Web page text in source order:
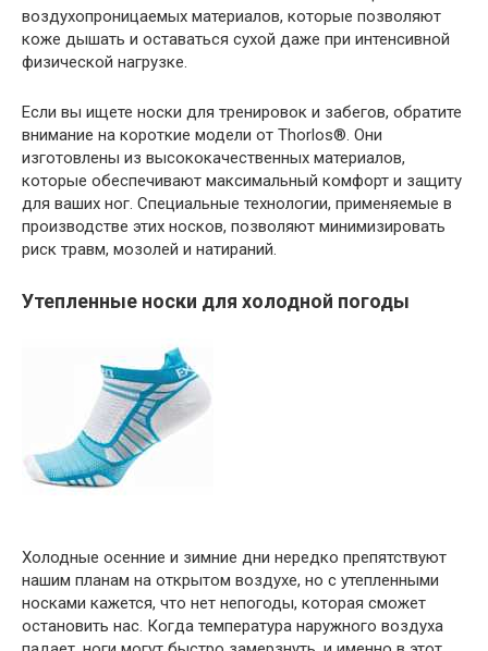
воздухопроницаемых материалов, которые позволяют
коже дышать и оставаться сухой даже при интенсивной
физической нагрузке.
Если вы ищете носки для тренировок и забегов, обратите
внимание на короткие модели от Thorlos®. Они
изготовлены из высококачественных материалов,
которые обеспечивают максимальный комфорт и защиту
для ваших ног. Специальные технологии, применяемые в
производстве этих носков, позволяют минимизировать
риск травм, мозолей и натираний.
Утепленные носки для холодной погоды
Холодные осенние и зимние дни нередко препятствуют
нашим планам на открытом воздухе, но с утепленными
носками кажется, что нет непогоды, которая сможет
остановить нас. Когда температура наружного воздуха